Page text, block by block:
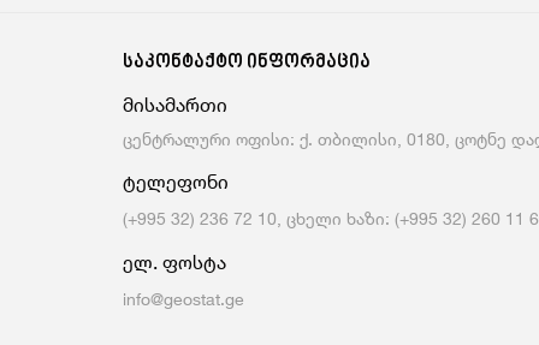
საკონტაქტო ინფორმაცია
მისამართი
ცენტრალური ოფისი: ქ. თბილისი, 0180, ცოტნე
ტელეფონი
(+995 32) 236 72 10, ცხელი ხაზი: (+995 32) 260 11
ელ. ფოსტა
info@geostat.ge